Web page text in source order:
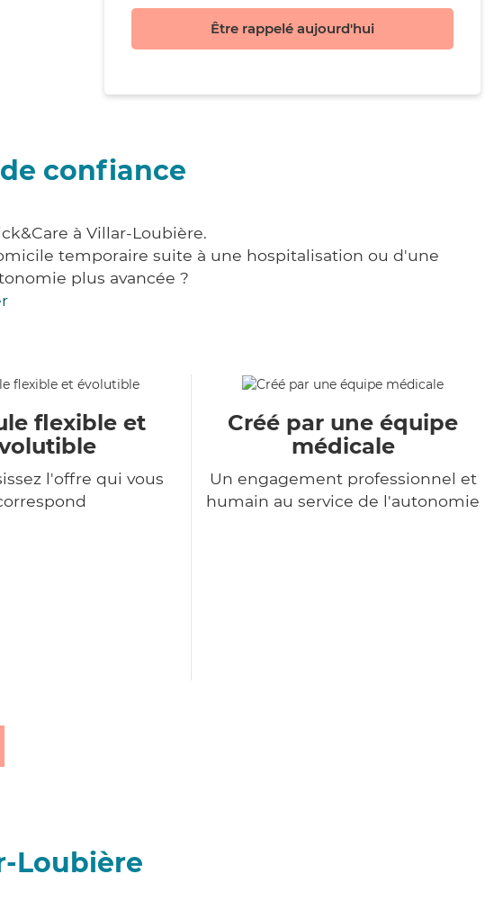
Être rappelé aujourd'hui
confiance
à Villar-Loubière.
temporaire suite à une hospitalisation ou d'une
plus avancée ?
flexible et
l'offre qui vous
Créé par une équipe
médicale
Un engagement professionnel et
humain au service de l'autonomie
Loubière